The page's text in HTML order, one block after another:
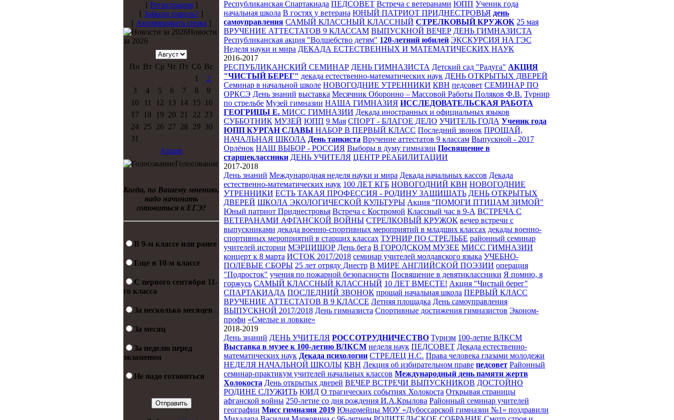
[ Регистрация]
[ Забыли пароль? ]
[ Активировать снова ]
Новости
за 2026
Пн Вт Ср Чт Пт Сб Вс
1
2
3
4 5 6 7 8
9
10
11 12 13 14 15
16
17
18 19 20 21 22 23
24
25 26 27 28 29 30
31
Архив
Голосование
Когда, по Вашему мнению,
надо начинать
готовиться к ЕГЭ?
В 9-м классе или ранее
Еще в 10-м классе
С первого сентября 11-
го класса
За несколько месяцев
За месяц
За неделю перед
экзаменом
Не надо готовиться
Республиканская Спартакиада ПЕДСОВЕТ Встреча с ветеранами ЮПП Ученик года
начальная школа В гостях у ветерана ЮНЫЙ ПАТРИОТ ПРИДНЕСТРОВЬЯ день
самоуправления САМЫЙ КЛАССНЫЙ КЛАССНЫЙ СТРЕЛКОВЫЙ КРУЖОК 25 мая
ВРУЧЕНИЕ АТТЕСТАТОВ 9 КЛАССАМ ВЫПУСКНОЙ ВЕЧЕР ДЕНЬ ГИМНАЗИСТА
Республиканская акция "Волшебство детям" 120-летний юбилей ЭКСКУРСИЯ НА ГЭС
Неделя науки и мира ДЕКАДА ЕСТЕСТВЕННЫХ И МАТЕМАТИЧЕСКИХ НАУК
2016-2017
РЕСПУБЛИКАНСКИЙ СЕМИНАР ДЕНЬ ГИМНАЗИСТА Детский сад "Радуга" АКЦИЯ
"ЧИСТЫЙ БЕРЕГ" декада естественно-математических наук ДЕНЬ ОТКРЫТЫХ ДВЕРЕЙ
Семинар в начальной школе НОВОГОДНИЕ УТРЕННИКИ КВН педсовет СЕМИНАР ПО
ОРКСЭ День знаний выставка Месячник Оборонно – Массовой Работы Поляков Ф.В. Турнир
по стрельбе Музей гимназии НАША ГИМНАЗИЯ ИССЛЕДОВАТЕЛЬСКАЯ РАБОТА
ГЕОГРИЦЫ Е. МИСС ГИМНАЗИИ Декада иностранных и официальных языков
СУББОТНИК МУЗЕЙ ЮПП 9 Мая СПОРТ - БЛАГОЕ ДЕЛО УЧИТЕЛЬ ГОДА Ученик года
ЮПП КУРГАН СЛАВЫ НАБОР В ПЕРВЫЙ КЛАСС Последний звонок ПРОЩАЙ,
НАЧАЛЬНАЯ ШКОЛА День танкиста Вручение аттестатов 9 классам Выпускной - 2017
Орлёнок НАШ ВЫБОР - РОССИЯ Выборы в думу гимназии Посвящение в
старшеклассники ДЕНЬ УЧИТЕЛЯ ЦЕНТР РЕАБИЛИТАЦИИ
2017-2018
День знаний Международная неделя науки и мира Декада начальных кассов Декада
естественно-математических наук 100 ЛЕТ КГБ НОВОГОДНИЙ КВН НОВОГОДНИЕ
УТРЕННИКИ ЕСТЬ ТАКАЯ ПРОФЕССИЯ - РОДИНУ ЗАЩИЩАТЬ ДЕНЬ ОТКРЫТЫХ
ДВЕРЕЙ ШКОЛА ЭКОЛОГИЧЕСКОЙ КУЛЬТУРЫ Акция "ПОМОГИ ПТИЦАМ ЗИМОЙ"
Юный патриот Приднестровья Встреча с Костромой Классный час в 9-А ВСТРЕЧА С
ВЕТЕРАНАМИ АФГАНСКОЙ ВОЙНЫ СТРЕЛКОВЫЙ КРУЖОК вечер встречи с
выпускниками декада военно-спортивных мероприятий в младших классах декады военно-
спортивных мероприятий в старших классах ТУРНИР ПО СТРЕЛЬБЕ районный семинар
учителей истории МЭРЦИШОР День бега В ГОРОДСКОМ МУЗЕЕ МИСС ГИМНАЗИИ
концерт к 8 марта ИСТОК 2017/2018 семинар учителей молдавского языка УЧЕБНО-
ПОЛЕВЫЕ СБОРЫ 25 лет отряду Днестр В МИРЕ АНГЛИЙСКОЙ ПОЭЗИИ операция
"Подросток" учения по пожарной безопасности Посвящение в девятиклассники Я помню, я
горжусь САМЫЙ КЛАССНЫЙ КЛАССНЫЙ 10 ЛЕТ ВМЕСТЕ! Акция "Чистый берег"
СПАРТАКИАДА ПОСЛЕДНИЙ ЗВОНОК прощай начальная школа ПЕРВЫЙ КЛАСС
ВРУЧЕНИЕ АТТЕСТАТОВ В 9 КЛАССЕ Летняя площадка День самоуправления
ВЫПУСКНОЙ 2017/2018 День гимназиста Спортивные достижения гимназистов Эконом-
профи «Смелые и ловкие»
2018-2019
День знаний ДЕНЬ УЧИТЕЛЯ РОССОТРУДНИЧЕСТВО Туризм 100-летие ВЛКСМ
Выставка в музее к 100-летию ВЛКСМ неделя наук ПЕДСОВЕТ Декада естественно-
математических наук Декада психологии СТРЕЛЕЦ Н.С. Права человека глазами молодежи
НЕДЕЛЯ НАЧАЛЬНОЙ ШКОЛЫ КВН Лекция об избирательном праве педсовет Районный
семинар-практикум учителей начальных классов Международный день памяти жертв
Холокоста День открытых дверей ВЕЧЕР ВСТРЕЧИ ВЫПУСКНИКОВ ДОСТОЙНО
РОДИНЕ СЛУЖИТЬ ЮИД О трагических событиях Холокоста Открывая страницы
афганской войны 250-летие со дня рождения И.А.Крылова Районный семинар учителей
географии Мисс гимназия 2019 Юнармейцы МОУ «Дубоссарской гимназии №1» поздравили